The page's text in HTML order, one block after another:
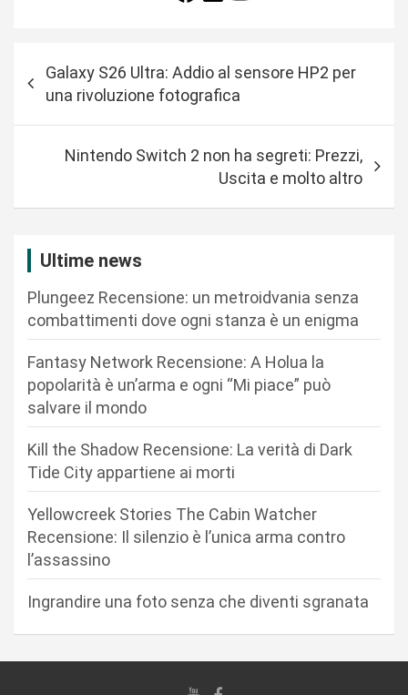
a
Galaxy S26 Ultra: Addio al sensore HP2 per
una rivoluzione fotografica
Nintendo Switch 2 non ha segreti: Prezzi,
Uscita e molto altro
Ultime news
Plungeez Recensione: un metroidvania senza
combattimenti dove ogni stanza è un enigma
Fantasy Network Recensione: A Holua la
popolarità è un’arma e ogni “Mi piace” può
salvare il mondo
Kill the Shadow Recensione: La verità di Dark
Tide City appartiene ai morti
Yellowcreek Stories The Cabin Watcher
Recensione: Il silenzio è l’unica arma contro
l’assassino
Ingrandire una foto senza che diventi sgranata